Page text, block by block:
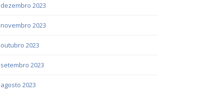
dezembro 2023
novembro 2023
outubro 2023
setembro 2023
agosto 2023